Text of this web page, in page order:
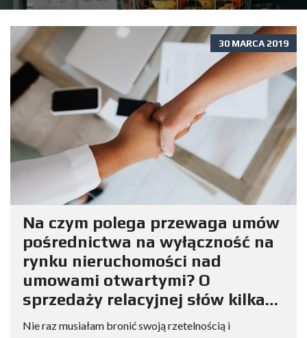
30 MARCA 2019
Na czym polega przewaga umów
pośrednictwa na wyłączność na
rynku nieruchomości nad
umowami otwartymi? O
sprzedaży relacyjnej słów kilka…
Nie raz musiałam bronić swoją rzetelnością i